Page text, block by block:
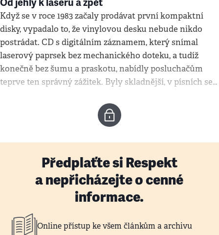
Od jehly k laseru a zpět
Když se v roce 1983 začaly prodávat první kompaktní
disky, vypadalo to, že vinylovou desku nebude nikdo
postrádat. CD s digitálním záznamem, který snímal
laserový paprsek bez mechanického doteku, a tudíž
konečně bez šumu a praskotu, nabídly posluchačům
teprve ten správný zážitek. Byly skladnější, v písních se…
Předplaťte si Respekt
a nepřicházejte o cenné
informace.
Online přístup ke všem článkům a archivu